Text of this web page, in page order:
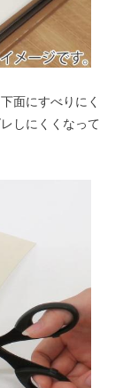
面にすべりにく
しにくくなって